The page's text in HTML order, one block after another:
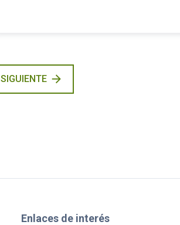
SIGUIENTE arrow_forward
Enlaces de interés